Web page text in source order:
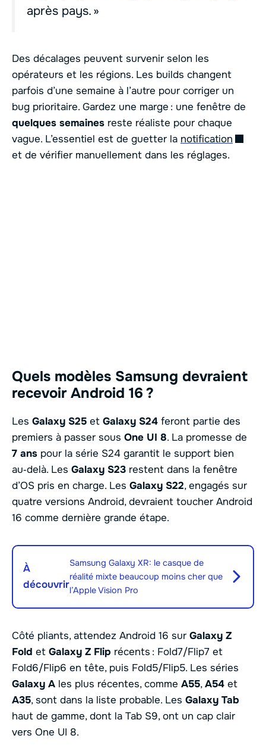
après pays. »
Des décalages peuvent survenir selon les
opérateurs et les régions. Les builds changent
parfois d’une semaine à l’autre pour corriger un
bug prioritaire. Gardez une marge : une fenêtre de
quelques semaines reste réaliste pour chaque
vague. L’essentiel est de guetter la notification
et de vérifier manuellement dans les réglages.
Quels modèles Samsung devraient
recevoir Android 16 ?
Les Galaxy S25 et Galaxy S24 feront partie des
premiers à passer sous One UI 8. La promesse de
7 ans pour la série S24 garantit le support bien
au‑delà. Les Galaxy S23 restent dans la fenêtre
d’OS pris en charge. Les Galaxy S22, engagés sur
quatre versions Android, devraient toucher Android
16 comme dernière grande étape.
À
découvrir
Samsung Galaxy XR: le casque de
réalité mixte beaucoup moins cher que
l’Apple Vision Pro
Côté pliants, attendez Android 16 sur Galaxy Z
Fold et Galaxy Z Flip récents : Fold7/Flip7 et
Fold6/Flip6 en tête, puis Fold5/Flip5. Les séries
Galaxy A les plus récentes, comme A55,A54 et
A35, sont dans la liste probable. Les Galaxy Tab
haut de gamme, dont la Tab S9, ont un cap clair
vers One UI 8.